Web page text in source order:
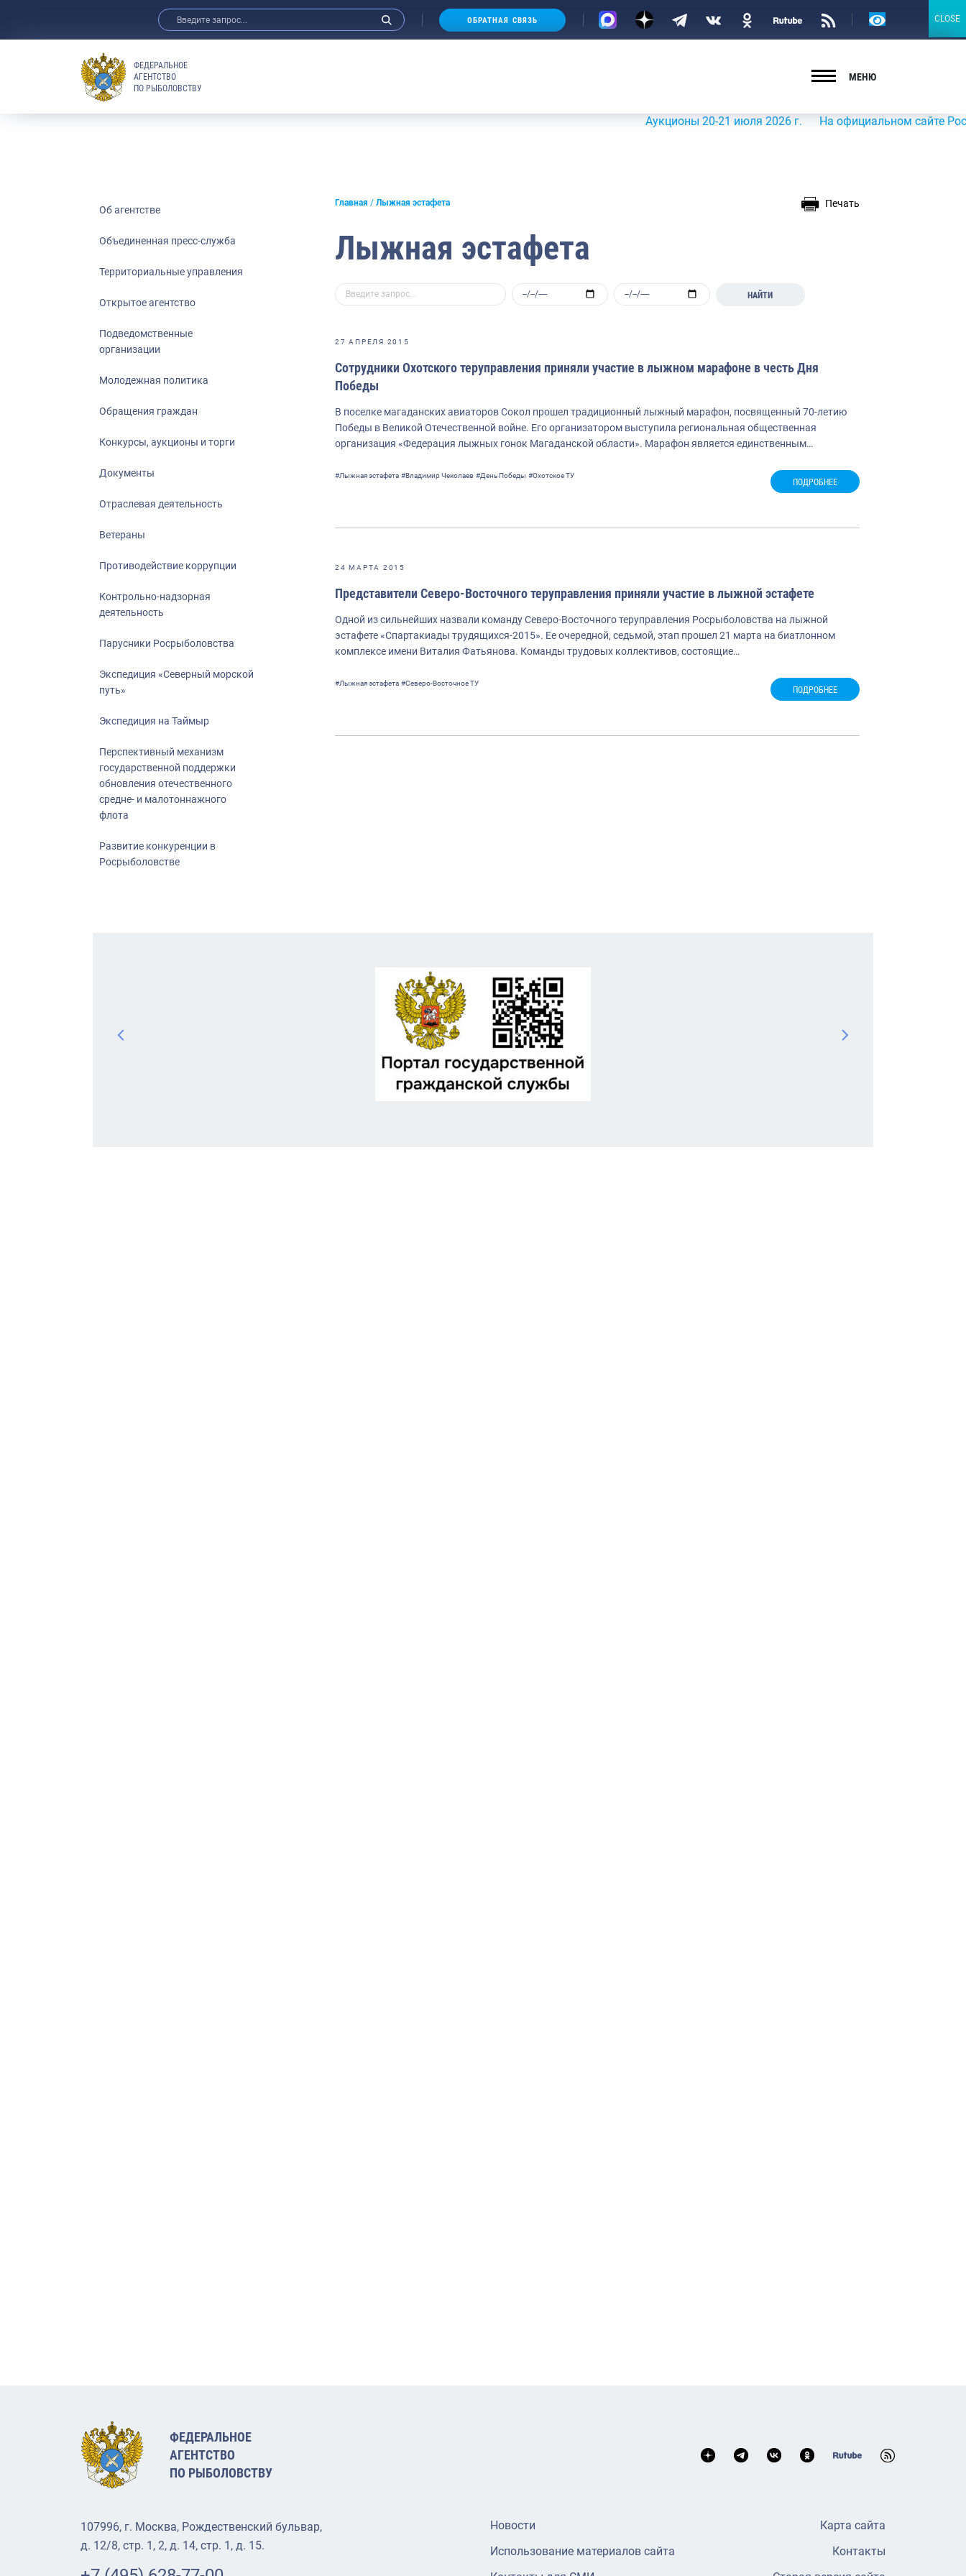
ОБРАТНАЯ СВЯЗЬ
Версия
ФЕДЕРАЛЬНОЕ
АГЕНТСТВО
ПО РЫБОЛОВСТВУ
МЕНЮ
Аукционы 20-21 июля 2026 г. На официальном сайте
Об агентстве
Объединенная пресс-служба
Территориальные управления
Открытое агентство
Подведомственные
организации
Молодежная политика
Обращения граждан
Конкурсы, аукционы и торги
Документы
Отраслевая деятельность
Ветераны
Противодействие коррупции
Контрольно-надзорная
деятельность
Парусники Росрыболовства
Экспедиция «Северный морской
путь»
Экспедиция на Таймыр
Перспективный механизм
государственной поддержки
обновления отечественного
средне- и малотоннажного
флота
Развитие конкуренции в
Росрыболовстве
Главная Лыжная эстафета Печать
Лыжная эстафета
НАЙТИ
27 АПРЕЛЯ 2015
Сотрудники Охотского теруправления приняли участие в лыжном марафоне в честь Дня
Победы
В поселке магаданских авиаторов Сокол прошел традиционный лыжный марафон, посвященный 70-летию
Победы в Великой Отечественной войне. Его организатором выступила региональная общественная
организация «Федерация лыжных гонок Магаданской области». Марафон является единственным…
#Лыжная эстафета #Владимир Чеколаев #День Победы #Охотское ТУ
ПОДРОБНЕЕ
24 МАРТА 2015
Представители Северо-Восточного теруправления приняли участие в лыжной эстафете
Одной из сильнейших назвали команду Северо-Восточного теруправления Росрыболовства на лыжной
эстафете «Спартакиады трудящихся-2015». Ее очередной, седьмой, этап прошел 21 марта на биатлонном
комплексе имени Виталия Фатьянова. Команды трудовых коллективов, состоящие…
#Лыжная эстафета #Северо-Восточное ТУ
ПОДРОБНЕЕ
ФЕДЕРАЛЬНОЕ
АГЕНТСТВО
ПО РЫБОЛОВСТВУ
107996, г. Москва, Рождественский бульвар,
д. 12/8, стр. 1, 2, д. 14, стр. 1, д. 15.
Новости
Использование материалов сайта
Карта сайта
Контакты
CLOSE
CLOSE